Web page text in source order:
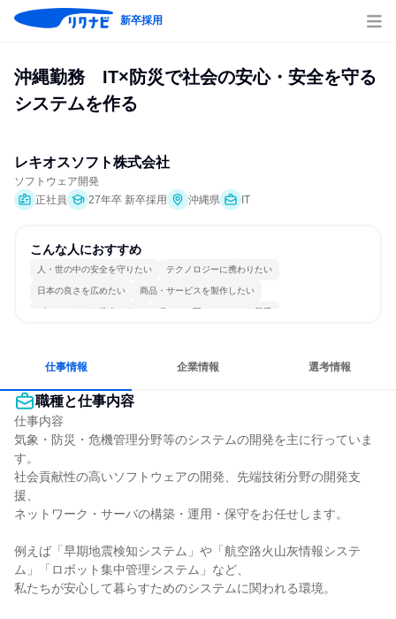
新卒採用
沖縄勤務　IT×防災で社会の安心・安全を守る
システムを作る
レキオスソフト株式会社
ソフトウェア開発
正社員
27年卒 新卒採用 沖縄県 IT
こんな人におすすめ
人・世の中の安全を守りたい テクノロジーに携わりたい
日本の良さを広めたい 商品・サービスを製作したい
プロジェクトを推進したい 穏やかで互いのペースを尊重
仕事情報 企業情報 選考情報
職種と仕事内容
仕事内容
気象・防災・危機管理分野等のシステムの開発を主に行っていま
す。
社会貢献性の高いソフトウェアの開発、先端技術分野の開発支
援、
ネットワーク・サーバの構築・運用・保守をお任せします。
例えば「早期地震検知システム」や「航空路火山灰情報システ
ム」「ロボット集中管理システム」など、
私たちが安心して暮らすためのシステムに関われる環境。